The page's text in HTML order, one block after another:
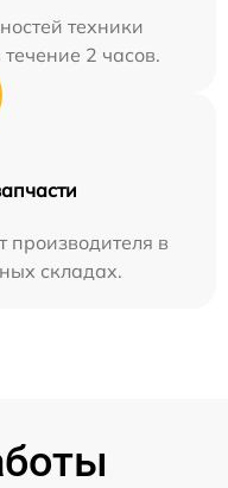
техники
2 часов.
производителя в
складах.